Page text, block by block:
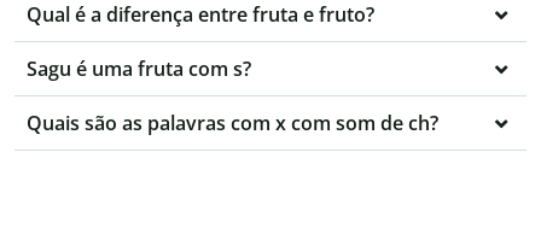
Qual é a diferença entre fruta e fruto?
Sagu é uma fruta com s?
Quais são as palavras com x com som de ch?